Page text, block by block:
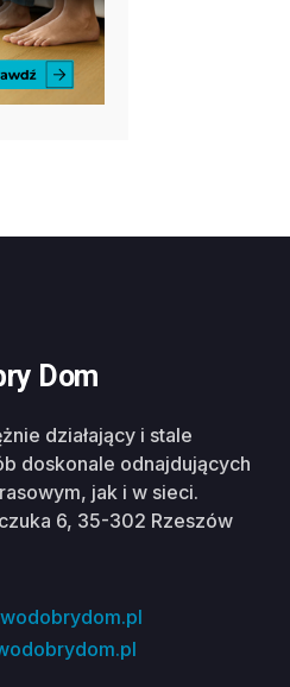
Dom
działający i stale
doskonale odnajdujących
jak i w sieci.
6, 35-302 Rzeszów